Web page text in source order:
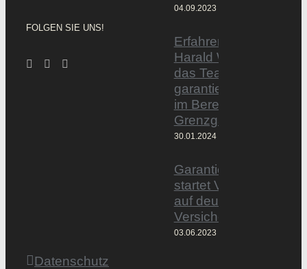
FOLGEN SIE UNS!
04.09.2023
Erfahrener Experte
Harald Wesely stärkt
das Team von
garantiertmehrnetto.de
im Bereich
Grenzgänger
30.01.2024
startet
auf deutschem
Versicherungsmarkt
03.06.2023
Datenschutz